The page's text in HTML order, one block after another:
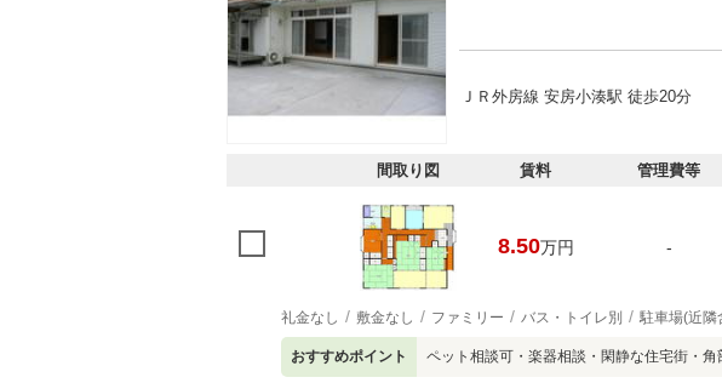
ＪＲ外房線 安房小湊駅 徒歩20分
間取り図 賃料 管理費等
8.50万円 -
礼金なし 敷金なし ファミリー バス・トイレ別 駐車場(近隣
おすすめポイント ペット相談可・楽器相談・閑静な住宅街・